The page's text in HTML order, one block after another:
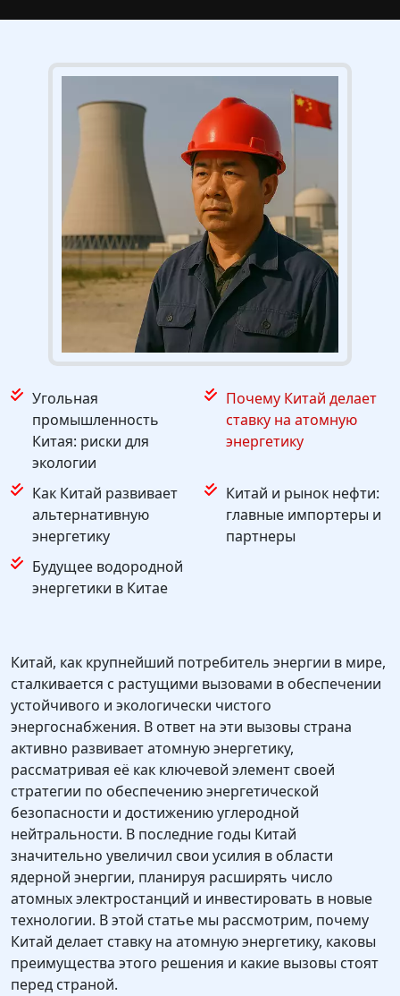
Угольная
промышленность
Китая: риски для
экологии
Почему Китай делает
ставку на атомную
энергетику
Как Китай развивает
альтернативную
энергетику
Китай и рынок нефти:
главные импортеры и
партнеры
Будущее водородной
энергетики в Китае
Китай, как крупнейший потребитель энергии в мире,
сталкивается с растущими вызовами в обеспечении
устойчивого и экологически чистого
энергоснабжения. В ответ на эти вызовы страна
активно развивает атомную энергетику,
рассматривая её как ключевой элемент своей
стратегии по обеспечению энергетической
безопасности и достижению углеродной
нейтральности. В последние годы Китай
значительно увеличил свои усилия в области
ядерной энергии, планируя расширять число
атомных электростанций и инвестировать в новые
технологии. В этой статье мы рассмотрим, почему
Китай делает ставку на атомную энергетику, каковы
преимущества этого решения и какие вызовы стоят
перед страной.